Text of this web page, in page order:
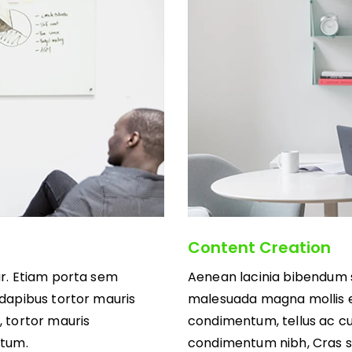
Etiam porta sem
tortor mauris
tortor mauris
Content Creation
Aenean lacinia
malesuada magna mollis
condimentum, tellus ac
condimentum nibh, Cras